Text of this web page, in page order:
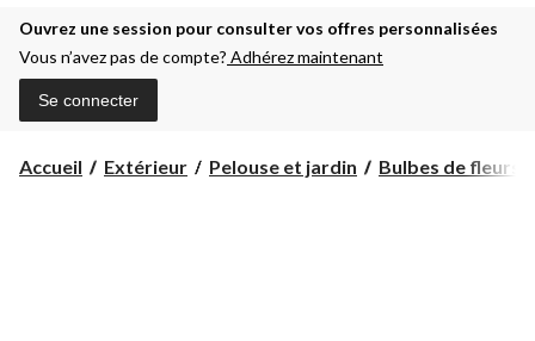
Ouvrez une session pour consulter vos offres personnalisées
Vous n’avez pas de compte? Adhérez maintenant
Se connecter
Accueil Extérieur Pelouse et jardin Bulbes de fleurs,